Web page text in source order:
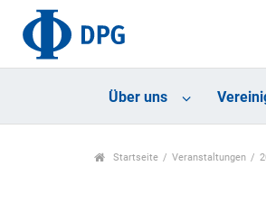
Über uns
Startseite Veranstaltungen